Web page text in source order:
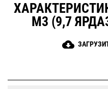
М3 (9,7
cloud_download